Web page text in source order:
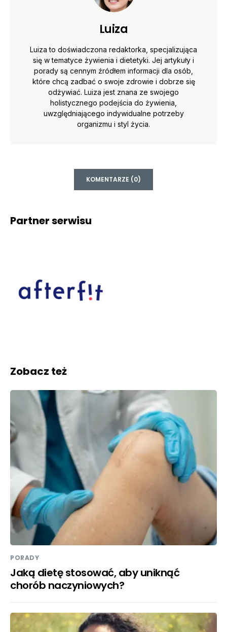
Luiza
Luiza to doświadczona redaktorka, specjalizująca
się w tematyce żywienia i dietetyki. Jej artykuły i
porady są cennym źródłem informacji dla osób,
które chcą zadbać o swoje zdrowie i dobrze się
odżywiać. Luiza jest znana ze swojego
holistycznego podejścia do żywienia,
uwzględniającego indywidualne potrzeby
organizmu i styl życia.
KOMENTARZE (0)
Partner serwisu
Zobacz też
PORADY
Jaką dietę stosować, aby uniknąć
chorób naczyniowych?